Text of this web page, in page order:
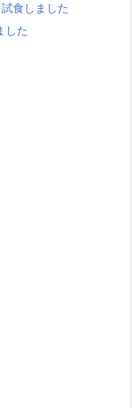
食しました
した